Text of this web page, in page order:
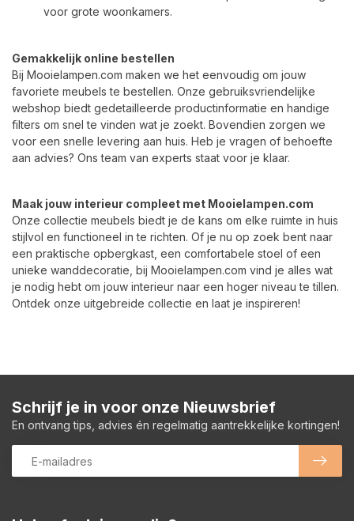
voor grote woonkamers.
Gemakkelijk online bestellen
Bij Mooielampen.com maken we het eenvoudig om jouw
favoriete meubels te bestellen. Onze gebruiksvriendelijke
webshop biedt gedetailleerde productinformatie en handige
filters om snel te vinden wat je zoekt. Bovendien zorgen we
voor een snelle levering aan huis. Heb je vragen of behoefte
aan advies? Ons team van experts staat voor je klaar.
Maak jouw interieur compleet met Mooielampen.com
Onze collectie meubels biedt je de kans om elke ruimte in huis
stijlvol en functioneel in te richten. Of je nu op zoek bent naar
een praktische opbergkast, een comfortabele stoel of een
unieke wanddecoratie, bij Mooielampen.com vind je alles wat
je nodig hebt om jouw interieur naar een hoger niveau te tillen.
Ontdek onze uitgebreide collectie en laat je inspireren!
Schrijf je in voor onze Nieuwsbrief
En ontvang tips, advies én regelmatig aantrekkelijke kortingen!